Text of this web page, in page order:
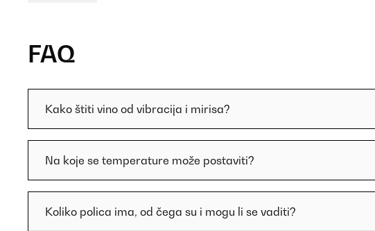
FAQ
Kako štiti vino od vibracija i mirisa?
Na koje se temperature može postaviti?
Koliko polica ima, od čega su i mogu li se vaditi?